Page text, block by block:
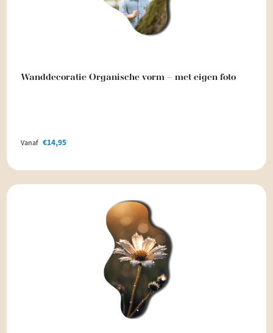
Wanddecoratie Organische vorm – met eigen foto
Vanaf €14,95